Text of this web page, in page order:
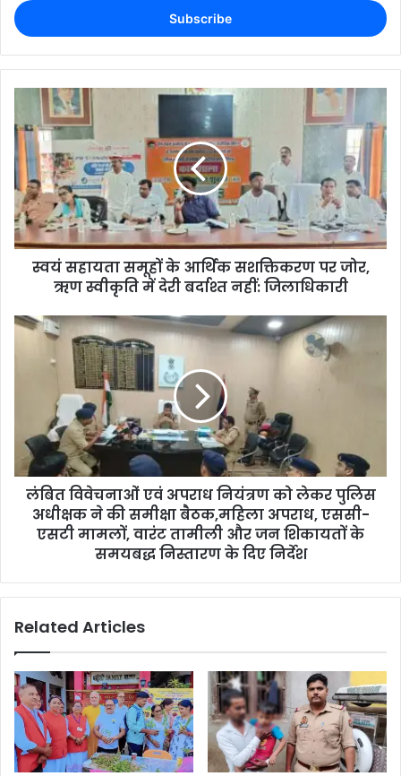
स्वयं सहायता समूहों के आर्थिक सशक्तिकरण पर जोर,
ऋण स्वीकृति में देरी बर्दाश्त नहीं: जिलाधिकारी
लंबित विवेचनाओं एवं अपराध नियंत्रण को लेकर पुलिस
अधीक्षक ने की समीक्षा बैठक,महिला अपराध, एससी-
एसटी मामलों, वारंट तामीली और जन शिकायतों के
समयबद्ध निस्तारण के दिए निर्देश
Related Articles